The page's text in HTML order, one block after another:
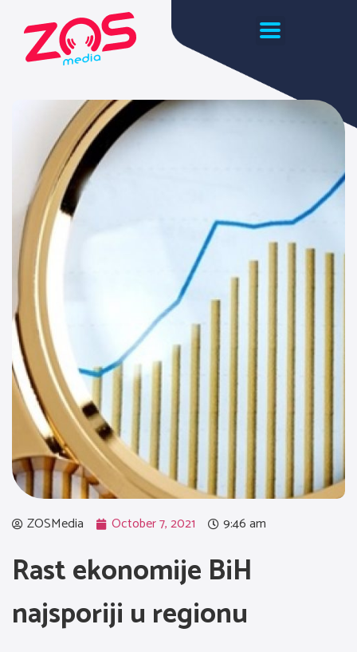
ZOSMedia October 7, 2021 9:46 am
Rast ekonomije BiH
najsporiji u regionu